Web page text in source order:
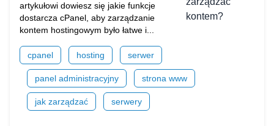
artykułowi dowiesz się jakie funkcje
dostarcza cPanel, aby zarządzanie
kontem hostingowym było łatwe i...
cpanel hosting serwer
panel administracyjny strona www
jak zarządzać serwery